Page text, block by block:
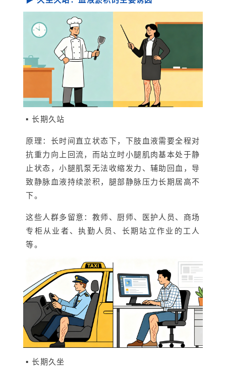
▪ 长期久站
原理：长时间直立状态下，下肢血液需要全程对
抗重力向上回流，而站立时小腿肌肉基本处于静
止状态，小腿肌泵无法收缩发力、辅助回血，导
致静脉血液持续淤积，腿部静脉压力长期居高不
下。
这些人群多留意：教师、厨师、医护人员、商场
专柜从业者、执勤人员、长期站立作业的工人
等。
▪ 长期久坐